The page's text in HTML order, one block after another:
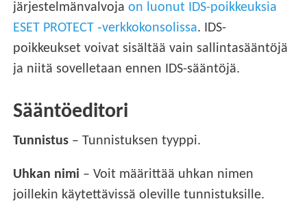
järjestelmänvalvojaon luonut IDS-poikkeuksia
ESET PROTECT ‑verkkokonsolissa. IDS-
poikkeukset voivat sisältää vain sallintasääntöjä
ja niitä sovelletaan ennen IDS-sääntöjä.
Sääntöeditori
Tunnistus – Tunnistuksen tyyppi.
Uhkan nimi – Voit määrittää uhkan nimen
joillekin käytettävissä oleville tunnistuksille.